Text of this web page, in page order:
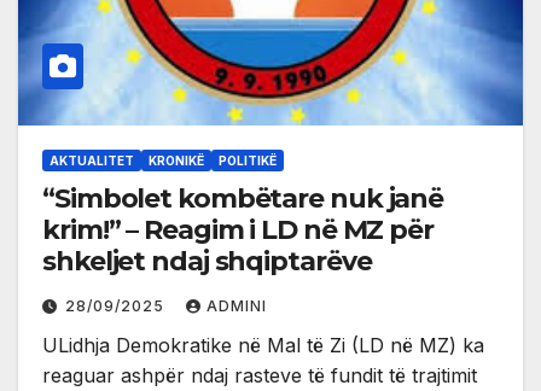
AKTUALITET KRONIKË POLITIKË
“Simbolet kombëtare nuk janë
krim!” – Reagim i LD në MZ për
shkeljet ndaj shqiptarëve
28/09/2025 ADMINI
ULidhja Demokratike në Mal të Zi (LD në MZ) ka
reaguar ashpër ndaj rasteve të fundit të trajtimit